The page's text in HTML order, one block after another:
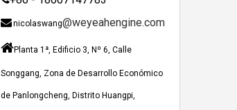
nicolaswang@weyeahengine.com
Planta 1ª, Edificio 3, Nº 6, Calle
Songgang, Zona de Desarrollo Económico
de Panlongcheng, Distrito Huangpi,
JEBACHER BIOGAS GENERADOR SOBRE EL PROYECTO DE GENERACIÓN DE ENERGÍA DE GOLLES
Recientemente, el generador de Biogás